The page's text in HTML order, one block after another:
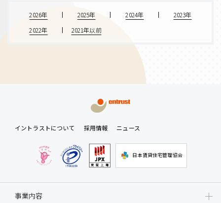
2026年 2025年 2024年
2023年
2022年
2021年以前
イントラストについて 採用情報 ニュース
日本賃貸住宅管理協会
事業内容